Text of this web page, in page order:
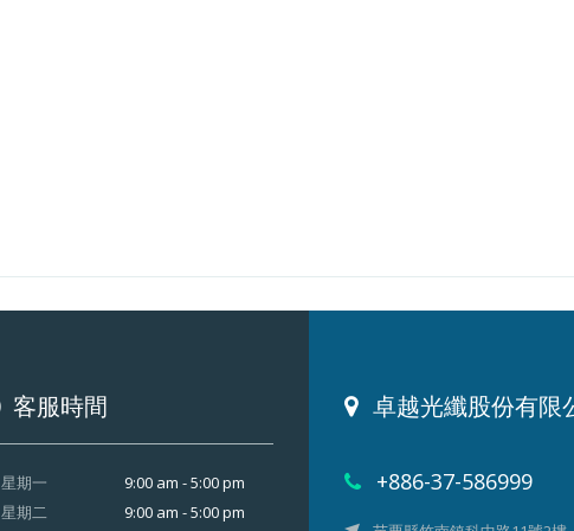
客服時間
星期一
星期二
9:00 am - 5:00 pm
9:00 am - 5:00 pm
卓越光纖股份有限
+886-37-586999